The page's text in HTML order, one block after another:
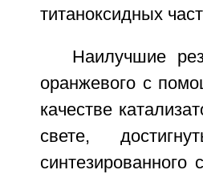
титаноксидных
Наилучшие
оранжевого с
качестве
свете,
синтезированного